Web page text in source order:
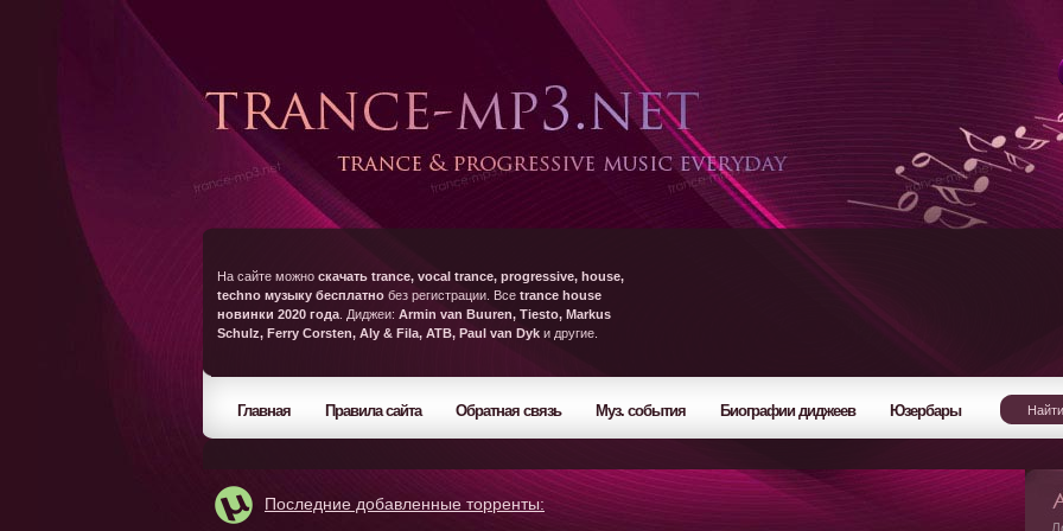
На сайте можно скачать trance, vocal trance, progressive, house,
techno музыку бесплатно без регистрации. Все trance house
новинки 2020 года . Диджеи: Armin van Buuren, Tiesto, Markus
Schulz, Ferry Corsten, Aly & Fila, ATB, Paul van Dyk и другие.
Главная Правила сайта Обратная связь Муз. события Биографии диджеев Юзербары
Последние добавленные торренты: